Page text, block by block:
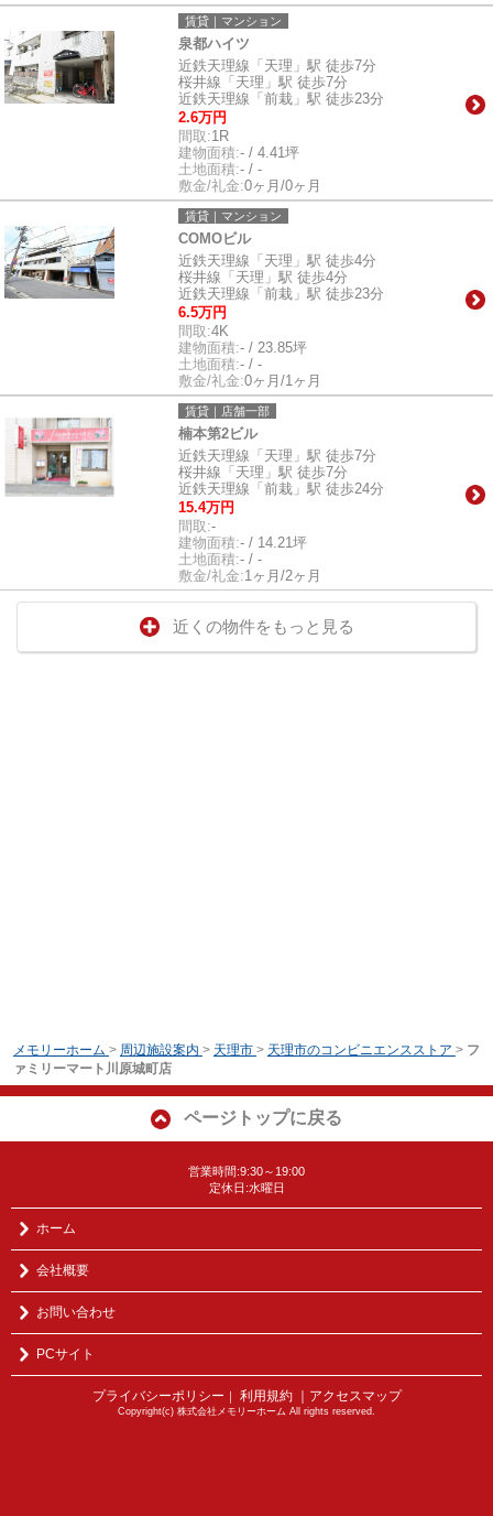
賃貸｜マンション
泉都ハイツ
近鉄天理線「天理」駅 徒歩7分
桜井線「天理」駅 徒歩7分
近鉄天理線「前栽」駅 徒歩23分
2.6万円
間取:1R
建物面積:- / 4.41坪
土地面積:- / -
敷金/礼金:0ヶ月/0ヶ月
賃貸｜マンション
COMOビル
近鉄天理線「天理」駅 徒歩4分
桜井線「天理」駅 徒歩4分
近鉄天理線「前栽」駅 徒歩23分
6.5万円
間取:4K
建物面積:- / 23.85坪
土地面積:- / -
敷金/礼金:0ヶ月/1ヶ月
賃貸｜店舗一部
楠本第2ビル
近鉄天理線「天理」駅 徒歩7分
桜井線「天理」駅 徒歩7分
近鉄天理線「前栽」駅 徒歩24分
15.4万円
間取:-
建物面積:- / 14.21坪
土地面積:- / -
敷金/礼金:1ヶ月/2ヶ月
近くの物件をもっと見る
メモリーホーム > 周辺施設案内 > 天理市 > 天理市のコンビニエンスストア > フ
ァミリーマート川原城町店
ページトップに戻る
営業時間:9:30～19:00
定休日:水曜日
ホーム
会社概要
お問い合わせ
PCサイト
プライバシーポリシー ｜ 利用規約 ｜アクセスマップ
Copyright(c) 株式会社メモリーホーム All rights reserved.